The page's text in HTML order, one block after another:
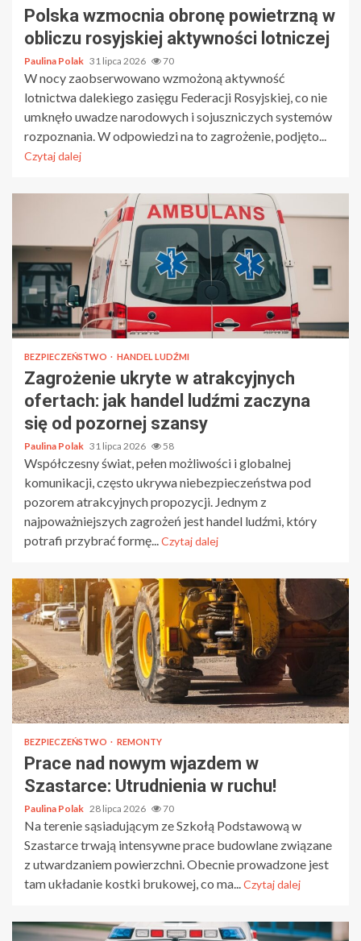
Polska wzmocnia obronę powietrzną w
obliczu rosyjskiej aktywności lotniczej
Paulina Polak 31 lipca 2026 70
W nocy zaobserwowano wzmożoną aktywność
lotnictwa dalekiego zasięgu Federacji Rosyjskiej, co nie
umknęło uwadze narodowych i sojuszniczych systemów
rozpoznania. W odpowiedzi na to zagrożenie, podjęto...
Czytaj dalej
BEZPIECZEŃSTWO HANDEL LUDŹMI
Zagrożenie ukryte w atrakcyjnych
ofertach: jak handel ludźmi zaczyna
się od pozornej szansy
Paulina Polak 31 lipca 2026 58
Współczesny świat, pełen możliwości i globalnej
komunikacji, często ukrywa niebezpieczeństwa pod
pozorem atrakcyjnych propozycji. Jednym z
najpoważniejszych zagrożeń jest handel ludźmi, który
potrafi przybrać formę...Czytaj dalej
BEZPIECZEŃSTWO REMONTY
Prace nad nowym wjazdem w
Szastarce: Utrudnienia w ruchu!
Paulina Polak 28 lipca 2026 70
Na terenie sąsiadującym ze Szkołą Podstawową w
Szastarce trwają intensywne prace budowlane związane
z utwardzaniem powierzchni. Obecnie prowadzone jest
tam układanie kostki brukowej, co ma...Czytaj dalej